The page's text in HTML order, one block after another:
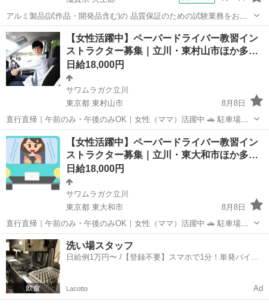
アルミ製品(試作品・開発品含む)の 品質保証のための試験業務をお任
せします♪ ＜具体的には…？＞ ・アルミック容器完成品の凹みやキズ
の検査をする ・装置から出てきた製品に傷がないか確認する ・出来た
製品の個数を確認し梱包す...
滋賀 犬上郡 その他
【女性活躍中】ペーパードライバー教習イン
ストラクター募集｜立川・東村山市ほか多…
日給18,000円
サワムラガク立川
東京都 東村山市
8月8日
直行直帰｜午前のみ・午後のみOK｜女性（ママ）活躍中 🚗 駐車場で
眠っている「車」と あなたの運転経験を、安心と収入に変えません
か？ 「運転が怖い」「自信がない」 そんな不安を抱える方に寄り添
い、 “できな...
東京 東村山市 インストラクター ペーパードライバー
【女性活躍中】ペーパードライバー教習イン
ストラクター募集｜立川・東大和市ほか多…
日給18,000円
サワムラガク立川
東京都 東大和市
8月8日
直行直帰｜午前のみ・午後のみOK｜女性（ママ）活躍中 🚗 駐車場で
眠っている「車」と あなたの運転経験を、安心と収入に変えません
か？ 「運転が怖い」「自信がない」 そんな不安を抱える方に寄り添
い、 “できな...
東京 東大和市 インストラクター
洗い場スタッフ
日給例1万円〜 /【登録不要】スマホで1分！単発バイト
Lacotto Ad